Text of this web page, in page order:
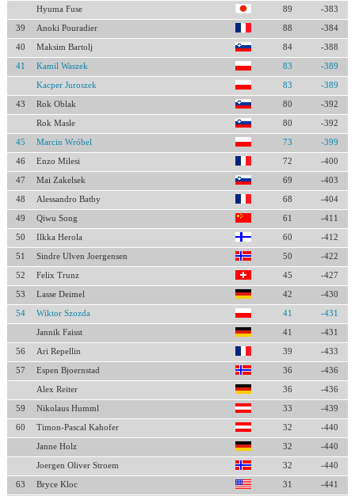
Hyuma Fuse 89 -383
39 Anoki Pouradier 88 -384
40 Maksim Bartolj 84 -388
41 Kamil Waszek 83 -389
Kacper Juroszek 83 -389
43 Rok Oblak 80 -392
Rok Masle 80 -392
45 Marcin Wróbel 73 -399
46 Enzo Milesi 72 -400
47 Mai Zakelsek 69 -403
48 Alessandro Batby 68 -404
49 Qiwu Song 61 -411
50 Ilkka Herola 60 -412
51 Sindre Ulven Joergensen 50 -422
52 Felix Trunz 45 -427
53 Lasse Deimel 42 -430
54 Wiktor Szozda 41 -431
Jannik Faisst 41 -431
56 Ari Repellin 39 -433
57 Espen Bjoernstad 36 -436
Alex Reiter 36 -436
59 Nikolaus Humml 33 -439
60 Timon-Pascal Kahofer 32 -440
Janne Holz 32 -440
Joergen Oliver Stroem 32 -440
63 Bryce Kloc 31 -441